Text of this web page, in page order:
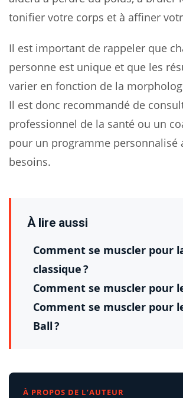
tonifier votre corps et à affiner
Il est important de rappeler que
personne est unique et que les
varier en fonction de la
Il est donc recommandé de
professionnel de la santé ou un
pour un programme personnalisé
besoins.
À lire aussi
Comment se muscler pour
classique ?
Comment se muscler pour
Comment se muscler pour
Ball ?
À PROPOS DE L’AUTEUR